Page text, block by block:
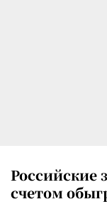
Российские
счетом